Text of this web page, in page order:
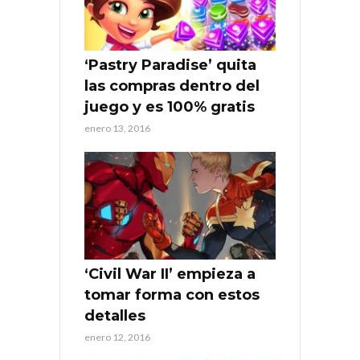
‘Pastry Paradise’ quita
las compras dentro del
juego y es 100% gratis
enero 13, 2016
‘Civil War II’ empieza a
tomar forma con estos
detalles
enero 12, 2016